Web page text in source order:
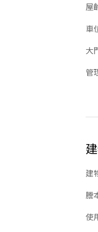
屋
車
大
管
建
謄
使